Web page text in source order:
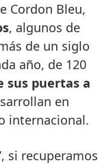
Cordon Bleu,
, algunos de
de un siglo
año, de 120
sus puertas a
en
internacional.
si recuperamos